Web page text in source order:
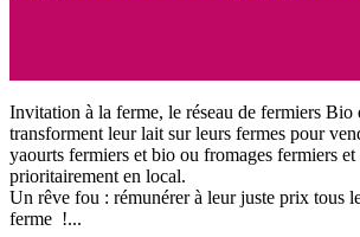
Invitation à la ferme, le réseau de fermiers Bio
transforment leur lait sur leurs fermes pour
yaourts fermiers et bio ou fromages fermiers
prioritairement en local.
Un rêve fou : rémunérer à leur juste prix tous
ferme !...